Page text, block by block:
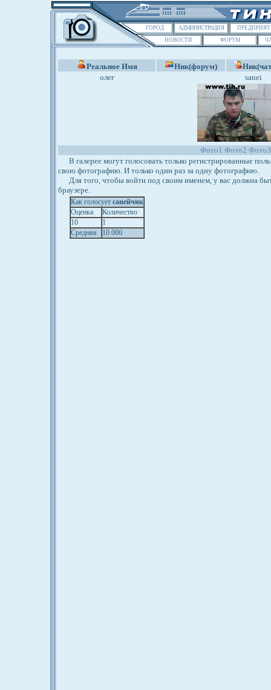
ГОРОД АДМИНИСТРАЦИЯ
НОВОСТИ
ФОРУМ
Реальное Имя Ник(форум)
олег
sanei
Фото1 Фото2 Фото3
В галерее могут голосовать только регистрированные
свою фотографию. И только один раз за одну фотографию.
Для того, чтобы войти под своим именем, у вас должна
браузере.
Как голосует санейчик
Оценка
Количество
10
1
Средняя
10.000